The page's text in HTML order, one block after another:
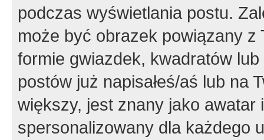
podczas wyświetlania postu.
może być obrazek powiązany z
formie gwiazdek, kwadratów
postów już napisałeś/aś lub na
większy, jest znany jako
spersonalizowany dla każdego